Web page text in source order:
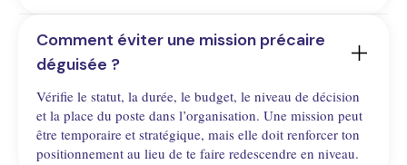
Comment éviter une mission précaire
déguisée ?
Vérifie le statut, la durée, le budget, le niveau de décision
et la place du poste dans l’organisation. Une mission peut
être temporaire et stratégique, mais elle doit renforcer ton
positionnement au lieu de te faire redescendre en niveau.